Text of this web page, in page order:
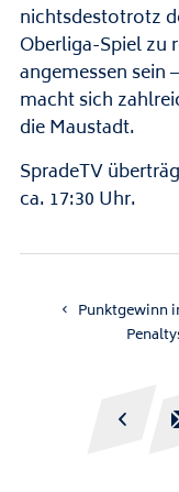
nichtsdestotrotz
Oberliga-Spiel zu
angemessen sein
macht sich
die Maustadt.
SpradeTV
ca. 17:30 Uhr.
Punktgewinn
